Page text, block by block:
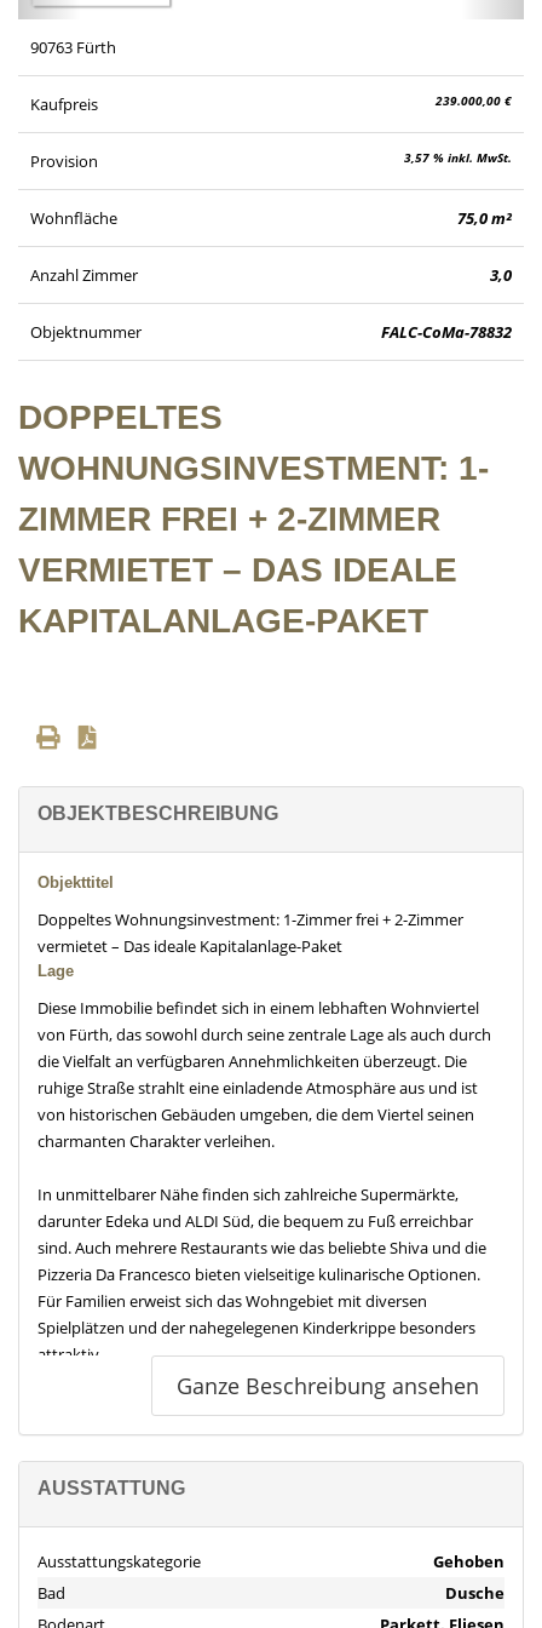
90763 Fürth
Kaufpreis 239.000,00 €
Provision 3,57 % inkl. MwSt.
Wohnfläche 75,0 m²
Anzahl Zimmer 3,0
Objektnummer FALC-CoMa-78832
DOPPELTES
WOHNUNGSINVESTMENT: 1-
ZIMMER FREI + 2-ZIMMER
VERMIETET – DAS IDEALE
KAPITALANLAGE-PAKET
OBJEKTBESCHREIBUNG
Objekttitel
Doppeltes Wohnungsinvestment: 1-Zimmer frei + 2-Zimmer
vermietet – Das ideale Kapitalanlage-Paket
Lage
Diese Immobilie befindet sich in einem lebhaften Wohnviertel
von Fürth, das sowohl durch seine zentrale Lage als auch durch
die Vielfalt an verfügbaren Annehmlichkeiten überzeugt. Die
ruhige Straße strahlt eine einladende Atmosphäre aus und ist
von historischen Gebäuden umgeben, die dem Viertel seinen
charmanten Charakter verleihen.
In unmittelbarer Nähe finden sich zahlreiche Supermärkte,
darunter Edeka und ALDI Süd, die bequem zu Fuß erreichbar
sind. Auch mehrere Restaurants wie das beliebte Shiva und die
Pizzeria Da Francesco bieten vielseitige kulinarische Optionen.
Für Familien erweist sich das Wohngebiet mit diversen
Spielplätzen und der nahegelegenen Kinderkrippe besonders
attraktiv.
mit Bushaltestellen und einem Bahnhof nur wenige Gehminuten
entfernt, unterstreicht die Bequemlichkeit dieser Lage. Zusätzlich
gelangen Autofahrer rasch zu wichtigen Autobahnen. Der
interessant macht.
Was die Gesundheitsversorgung angeht, sind sowohl Zahnärzte
Ganze Beschreibung ansehen
AUSSTATTUNG
Ausstattungskategorie
Gehoben
Bad
Dusche